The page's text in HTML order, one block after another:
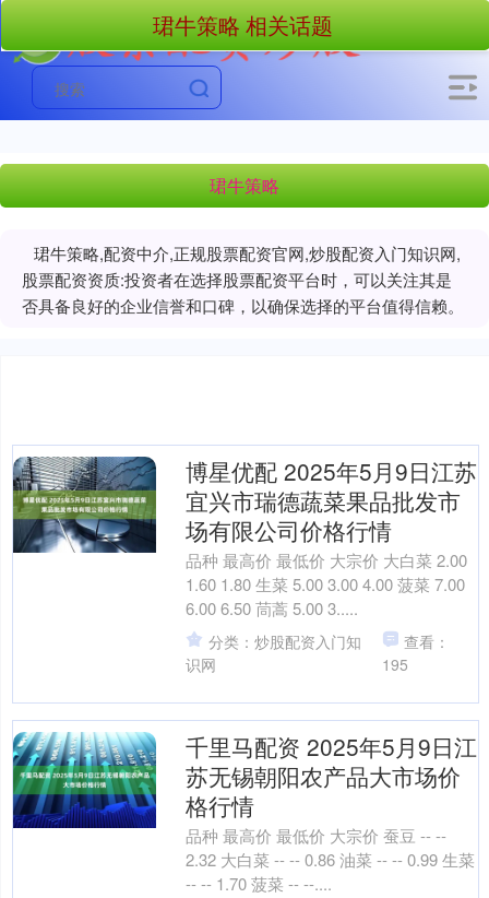
珺牛策略
珺牛策略,配资中介,正规股票配资官网,炒股配资入门知识网,
股票配资资质:投资者在选择股票配资平台时，可以关注其是
否具备良好的企业信誉和口碑，以确保选择的平台值得信赖。
珺牛策略 相关话题
博星优配 2025年5月9日江苏
宜兴市瑞德蔬菜果品批发市
场有限公司价格行情
品种 最高价 最低价 大宗价 大白菜 2.00
1.60 1.80 生菜 5.00 3.00 4.00 菠菜 7.00
6.00 6.50 茼蒿 5.00 3.....
分类：炒股配资入门知
识网
查看：
195
千里马配资 2025年5月9日江
苏无锡朝阳农产品大市场价
格行情
品种 最高价 最低价 大宗价 蚕豆 -- --
2.32 大白菜 -- -- 0.86 油菜 -- -- 0.99 生菜
-- -- 1.70 菠菜 -- --....